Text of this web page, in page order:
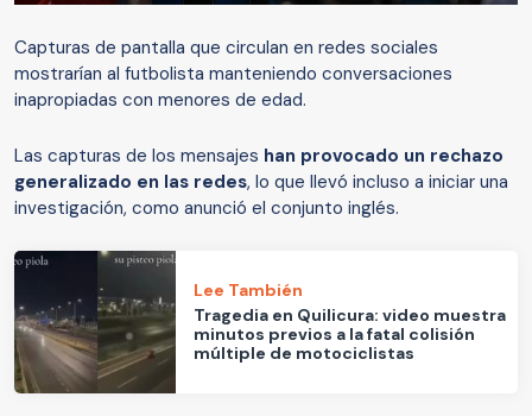
Capturas de pantalla que circulan en redes sociales
mostrarían al futbolista manteniendo conversaciones
inapropiadas con menores de edad.
Las capturas de los mensajes han provocado un rechazo
generalizado en las redes, lo que llevó incluso a iniciar una
investigación, como anunció el conjunto inglés.
Lee También
Tragedia en Quilicura: video muestra
minutos previos a la fatal colisión
múltiple de motociclistas